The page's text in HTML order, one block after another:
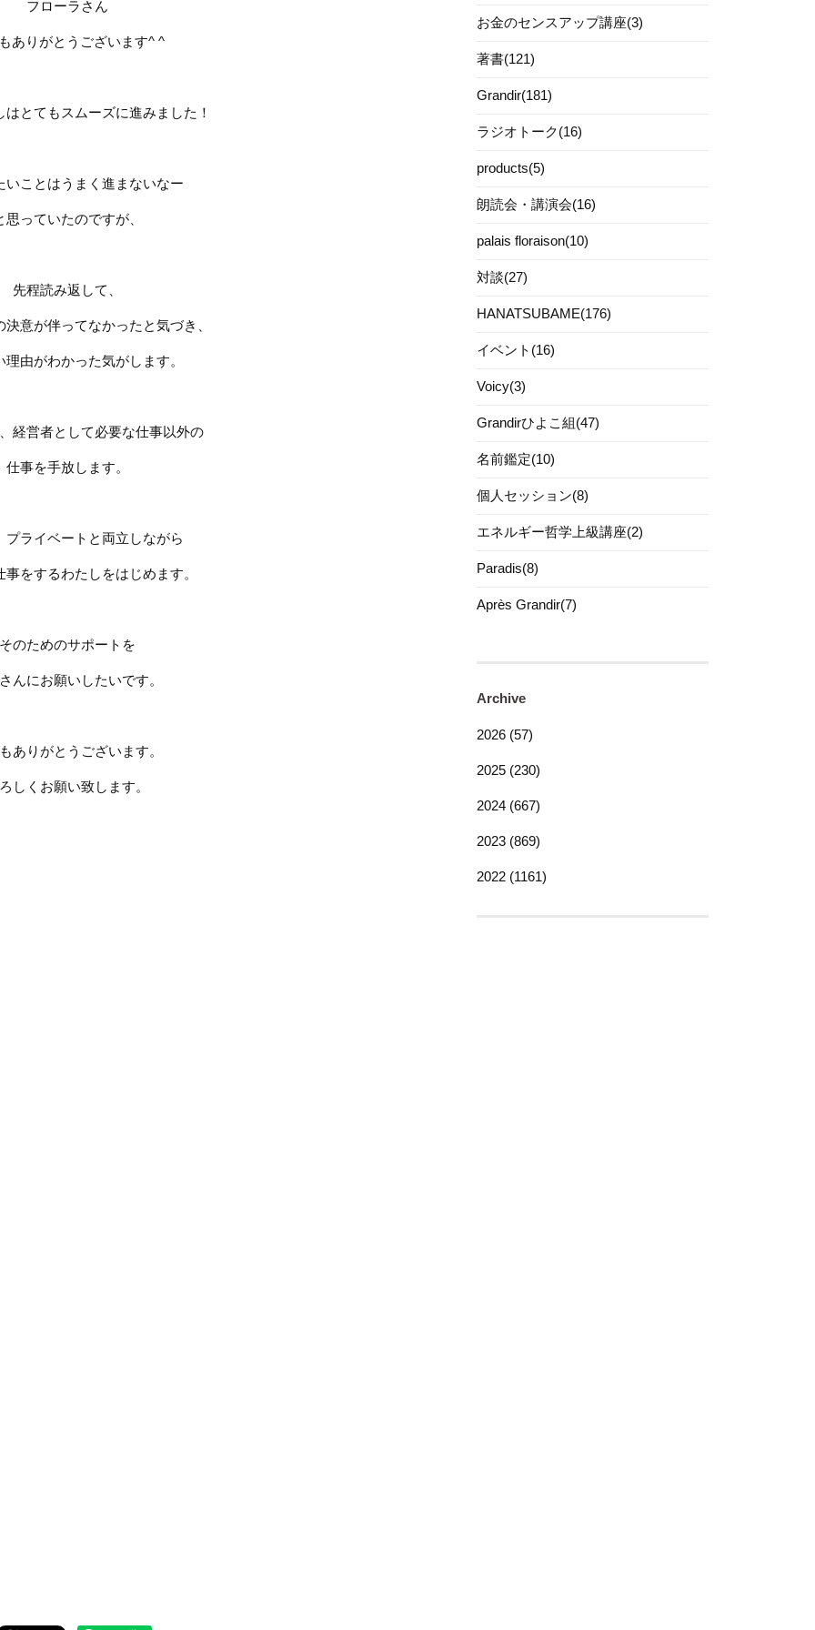
フローラさん
ありがとうございます^ ^
はとてもスムーズに進みました！
いことはうまく進まないなー
思っていたのですが、
先程読み返して、
意が伴ってなかったと気づき、
理由がわかった気がします。
経営者として必要な仕事以外の
仕事を手放します。
プライベートと両立しながら
事をするわたしをはじめます。
そのためのサポートを
んにお願いしたいです。
ありがとうございます。
しくお願い致します。
お金のセンスアップ講座(3)
著書(121)
Grandir(181)
ラジオトーク(16)
products(5)
朗読会・講演会(16)
palais floraison(10)
対談(27)
HANATSUBAME(176)
イベント(16)
Voicy(3)
Grandirひよこ組(47)
名前鑑定(10)
個人セッション(8)
エネルギー哲学上級講座(2)
Paradis(8)
Après Grandir(7)
Archive
2026 (57)
2025 (230)
2024 (667)
2023 (869)
2022 (1161)